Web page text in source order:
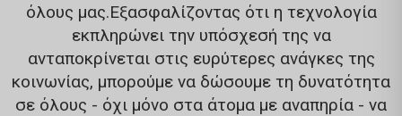
όλους μας.Εξασφαλίζοντας ότι η τεχνολογία
εκπληρώνει την υπόσχεσή της να
ανταποκρίνεται στις ευρύτερες ανάγκες της
κοινωνίας, μπορούμε να δώσουμε τη δυνατότητα
σε όλους - όχι μόνο στα άτομα με αναπηρία - να